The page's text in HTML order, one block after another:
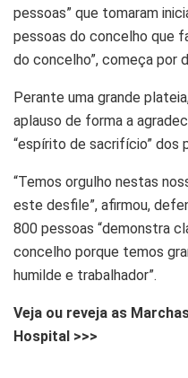
pessoas” que tomaram
pessoas do concelho que
do concelho”, começa por
Perante uma grande
aplauso de forma a
“espírito de sacrifício” dos
“Temos orgulho nestas
este desfile”, afirmou,
800 pessoas “demonstra
concelho porque temos
humilde e trabalhador”.
Veja ou reveja as
Hospital >>>